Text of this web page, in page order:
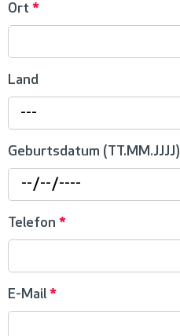
Ort *
Land
---
Geburtsdatum (TT.MM.JJJJ)
Telefon *
E-Mail *